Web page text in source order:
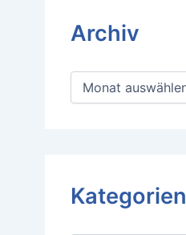
Archiv
A
Kategorien